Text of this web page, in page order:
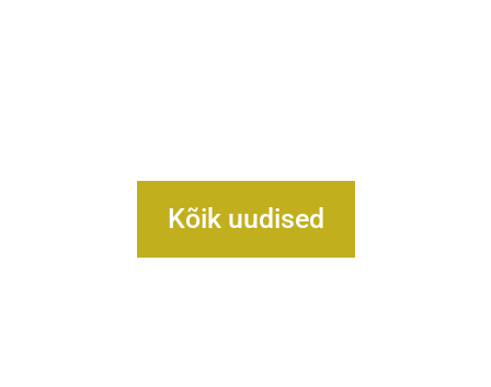
Kõik uudised